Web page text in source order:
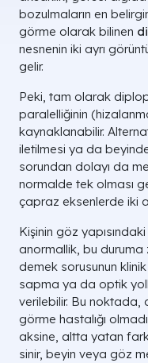
bozulmaların en
görme olarak bilinen
nesnenin iki ayrı
gelir.
Peki, tam olarak
paralelliğinin
kaynaklanabilir.
iletilmesi ya da
sorundan dolayı da
normalde tek olması
çapraz eksenlerde iki
Kişinin göz
anormallik, bu duruma
demek sorusunun
sapma ya da optik
verilebilir. Bu noktada,
görme hastalığı
aksine, altta yatan
sinir, beyin veya göz